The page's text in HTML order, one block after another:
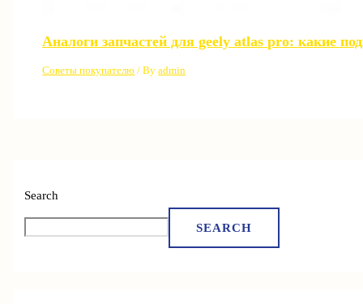
Search
SEARCH
Аналоги запчастей для geely atlas pro: какие
Советы покупателю / Byadmin